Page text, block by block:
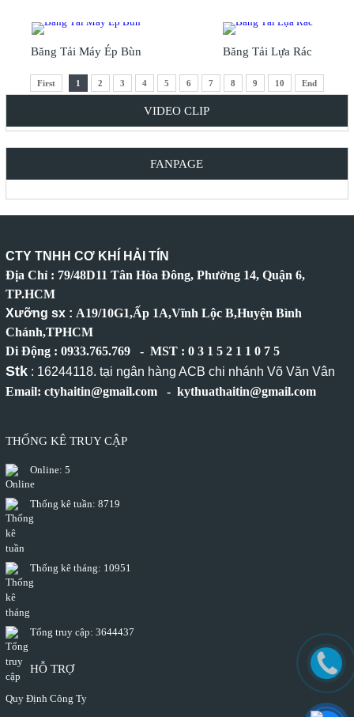
Băng Tải Máy Ép Bùn Băng Tải Lựa Rác
First 1 2 3 4 5 6 7 8 9 10 End
VIDEO CLIP
FANPAGE
CTY TNHH CƠ KHÍ HẢI TÍN
Địa Chỉ : 79/48D11 Tân Hòa Đông, Phường 14, Quận 6,
TP.HCM
Xưỡng sx : A19/10G1,Ấp 1A,Vĩnh Lộc B,Huyện Bình
Chánh,TPHCM
Di Động : 0933.765.769 - MST : 0 3 1 5 2 1 1 0 7 5
Stk: 16244118. tại ngân hàng ACB chi nhánh Võ Văn Vân
Email: ctyhaitin@gmail.com - kythuathaitin@gmail.com
THỐNG KÊ TRUY CẬP
Online: 5
Thống kê tuần: 8719
Thống kê tháng: 10951
Tổng truy cập: 3644437
HỖ TRỢ
Quy Định Công Ty